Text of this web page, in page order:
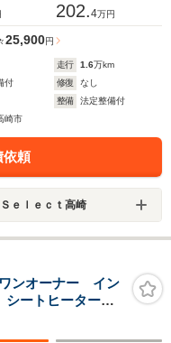
202.4万円
25,900円
走行 1.6万km
付 修復
なし
整備
法定整備付
崎市
依頼
ｅｌｅｃｔ高崎
ンオーナー イン
シートヒーター
渋滞追従機能付
エアバッグ・サ